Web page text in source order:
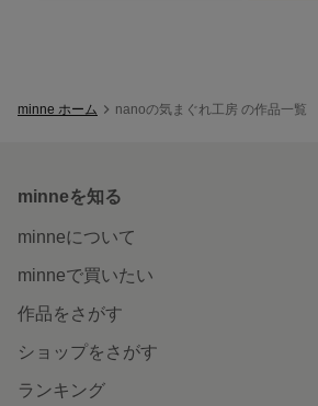
minne ホーム nanoの気まぐれ工房 の作品一覧
minneを知る
minneについて
minneで買いたい
作品をさがす
ショップをさがす
ランキング